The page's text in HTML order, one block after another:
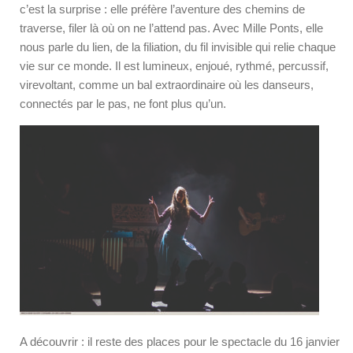
c’est la surprise : elle préfère l’aventure des chemins de
traverse, filer là où on ne l’attend pas. Avec Mille Ponts, elle
nous parle du lien, de la filiation, du fil invisible qui relie chaque
vie sur ce monde. Il est lumineux, enjoué, rythmé, percussif,
virevoltant, comme un bal extraordinaire où les danseurs,
connectés par le pas, ne font plus qu’un.
A découvrir : il reste des places pour le spectacle du 16 janvier